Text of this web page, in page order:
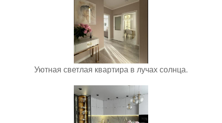
Уютная светлая квартира в лучах солнца.